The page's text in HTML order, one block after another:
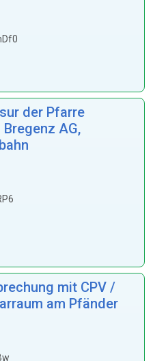
der Pfarre
AG,
mit CPV /
am Pfänder